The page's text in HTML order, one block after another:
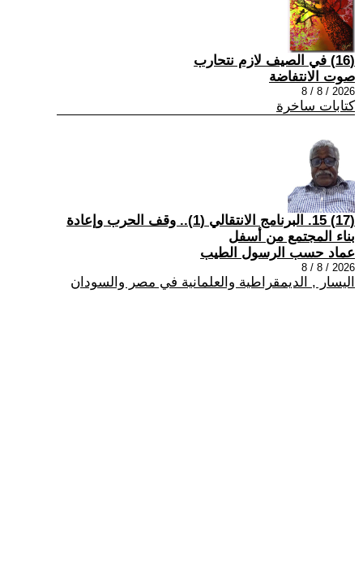
(16) في الصيف لازم نتحارب
صوت الانتفاضة
2026 / 8 / 8
كتابات ساخرة
(17) 15. البرنامج الانتقالي (1).. وقف الحرب وإعادة
بناء المجتمع من أسفل
عماد حسب الرسول الطيب
2026 / 8 / 8
اليسار , الديمقراطية والعلمانية في مصر والسودان